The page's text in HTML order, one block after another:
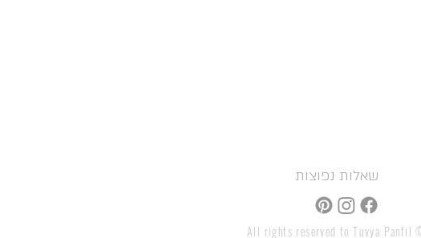
שאלות נפוצות
© All rights